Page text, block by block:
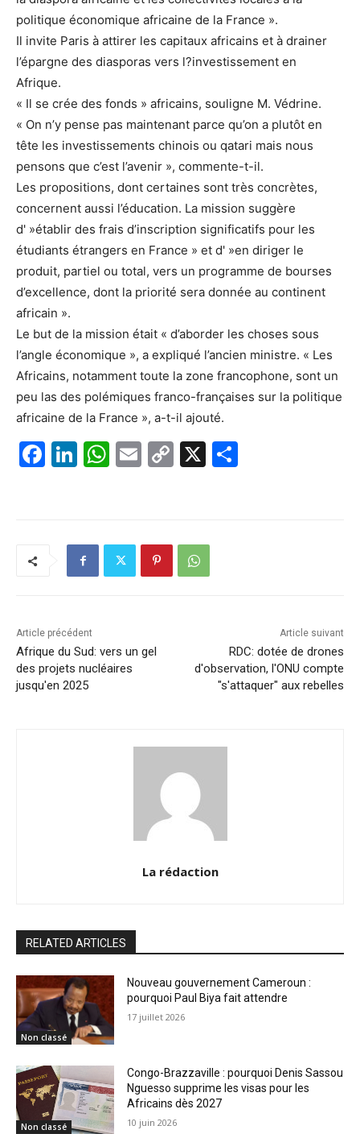
politique économique africaine de la France ».
Il invite Paris à attirer les capitaux africains et à drainer
l’épargne des diasporas vers l?investissement en
Afrique.
« Il se crée des fonds » africains, souligne M. Védrine.
« On n’y pense pas maintenant parce qu’on a plutôt en
tête les investissements chinois ou qatari mais nous
pensons que c’est l’avenir », commente-t-il.
Les propositions, dont certaines sont très concrètes,
concernent aussi l’éducation. La mission suggère
d' »établir des frais d’inscription significatifs pour les
étudiants étrangers en France » et d' »en diriger le
produit, partiel ou total, vers un programme de bourses
d’excellence, dont la priorité sera donnée au continent
africain ».
Le but de la mission était « d’aborder les choses sous
l’angle économique », a expliqué l’ancien ministre. « Les
Africains, notamment toute la zone francophone, sont un
peu las des polémiques franco-françaises sur la politique
africaine de la France », a-t-il ajouté.
F
k
Li
dI
n
W
A
p
E
C
Li
n
X
Article précédent
Afrique du Sud: vers un gel
des projets nucléaires
jusqu'en 2025
Article suivant
RDC: dotée de drones
d'observation, l'ONU compte
"s'attaquer" aux rebelles
La rédaction
RELATED ARTICLES
Non classé
Nouveau gouvernement Cameroun :
pourquoi Paul Biya fait attendre
17 juillet 2026
Non classé
Congo-Brazzaville : pourquoi Denis Sassou
Nguesso supprime les visas pour les
Africains dès 2027
10 juin 2026